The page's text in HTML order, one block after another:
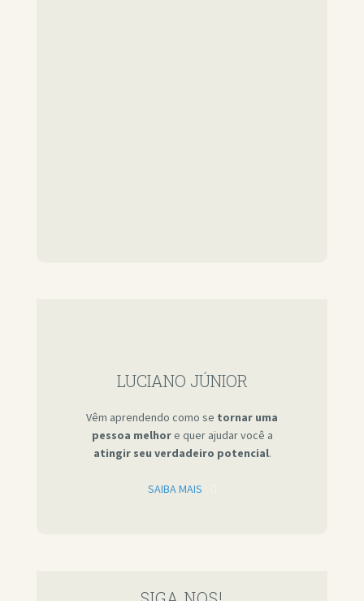
LUCIANO JÚNIOR
Vêm aprendendo como se tornar uma
pessoa melhore quer ajudar você a
atingir seu verdadeiro potencial.
SAIBA MAIS